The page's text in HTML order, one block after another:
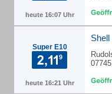
heute 16:07 Uhr
Super E10
heute 16:21 Uhr
Shell